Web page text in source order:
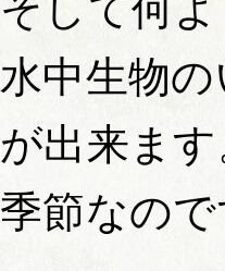
水中生物
が出来ま
季節なので